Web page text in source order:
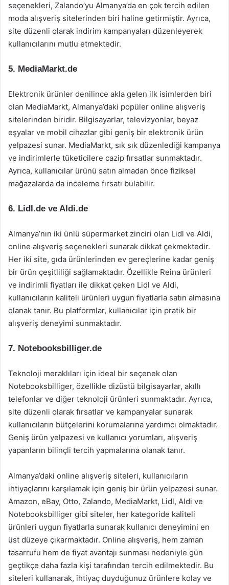
seçenekleri, Zalando’yu Almanya’da en çok tercih edilen
moda alışveriş sitelerinden biri haline getirmiştir. Ayrıca,
site düzenli olarak indirim kampanyaları düzenleyerek
kullanıcılarını mutlu etmektedir.
5. MediaMarkt.de
Elektronik ürünler denilince akla gelen ilk isimlerden biri
olan MediaMarkt, Almanya’daki popüler online alışveriş
sitelerinden biridir. Bilgisayarlar, televizyonlar, beyaz
eşyalar ve mobil cihazlar gibi geniş bir elektronik ürün
yelpazesi sunar. MediaMarkt, sık sık düzenlediği kampanya
ve indirimlerle tüketicilere cazip fırsatlar sunmaktadır.
Ayrıca, kullanıcılar ürünü satın almadan önce fiziksel
mağazalarda da inceleme fırsatı bulabilir.
6. Lidl.de ve Aldi.de
Almanya’nın iki ünlü süpermarket zinciri olan Lidl ve Aldi,
online alışveriş seçenekleri sunarak dikkat çekmektedir.
Her iki site, gıda ürünlerinden ev gereçlerine kadar geniş
bir ürün çeşitliliği sağlamaktadır. Özellikle Reina ürünleri
ve indirimli fiyatları ile dikkat çeken Lidl ve Aldi,
kullanıcıların kaliteli ürünleri uygun fiyatlarla satın almasına
olanak tanır. Bu platformlar, kullanıcılar için pratik bir
alışveriş deneyimi sunmaktadır.
7. Notebooksbilliger.de
Teknoloji meraklıları için ideal bir seçenek olan
Notebooksbilliger, özellikle dizüstü bilgisayarlar, akıllı
telefonlar ve diğer teknoloji ürünleri sunmaktadır. Ayrıca,
site düzenli olarak fırsatlar ve kampanyalar sunarak
kullanıcıların bütçelerini korumalarına yardımcı olmaktadır.
Geniş ürün yelpazesi ve kullanıcı yorumları, alışveriş
yapanların bilinçli tercih yapmalarına olanak tanır.
Almanya’daki online alışveriş siteleri, kullanıcıların
ihtiyaçlarını karşılamak için geniş bir ürün yelpazesi sunar.
Amazon, eBay, Otto, Zalando, MediaMarkt, Lidl, Aldi ve
Notebooksbilliger gibi siteler, her kategoride kaliteli
ürünleri uygun fiyatlarla sunarak kullanıcı deneyimini en
üst düzeye çıkarmaktadır. Online alışveriş, hem zaman
tasarrufu hem de fiyat avantajı sunması nedeniyle gün
geçtikçe daha fazla kişi tarafından tercih edilmektedir. Bu
siteleri kullanarak, ihtiyaç duyduğunuz ürünlere kolay ve